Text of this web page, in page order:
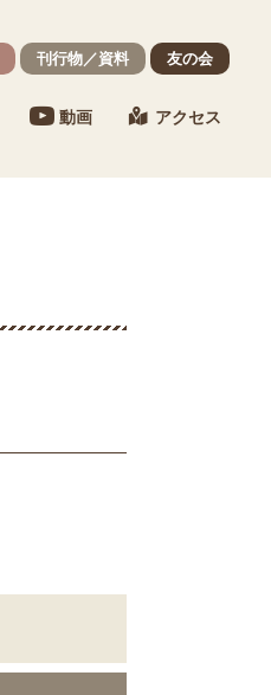
刊行物／資料 友の会
動画 アクセス